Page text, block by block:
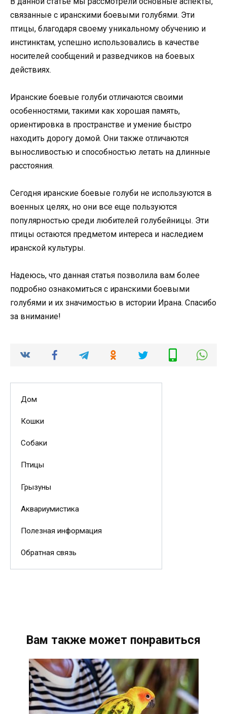
связанные с иранскими боевыми голубями. Эти
птицы, благодаря своему уникальному обучению и
инстинктам, успешно использовались в качестве
носителей сообщений и разведчиков на боевых
действиях.
Иранские боевые голуби отличаются своими
особенностями, такими как хорошая память,
ориентировка в пространстве и умение быстро
находить дорогу домой. Они также отличаются
выносливостью и способностью летать на длинные
расстояния.
Сегодня иранские боевые голуби не используются в
военных целях, но они все еще пользуются
популярностью среди любителей голубейницы. Эти
птицы остаются предметом интереса и наследием
иранской культуры.
Надеюсь, что данная статья позволила вам более
подробно ознакомиться с иранскими боевыми
голубями и их значимостью в истории Ирана. Спасибо
за внимание!
Дом
Кошки
Собаки
Птицы
Грызуны
Аквариумистика
Полезная информация
Обратная связь
Вам также может понравиться